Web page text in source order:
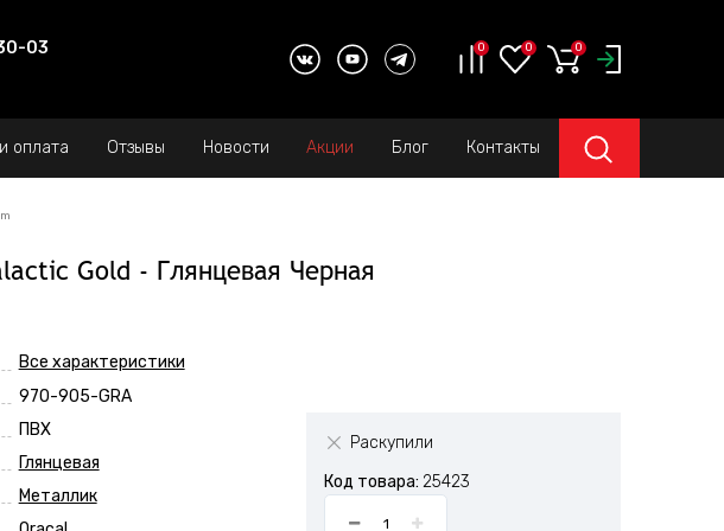
03 0 0 0
оплата Отзывы Новости Акции Блог Контакты
Gold - Глянцевая Черная
Все характеристики
970-905-GRA
ПВХ
Глянцевая
Металлик
Раскупили
Код товара: 25423